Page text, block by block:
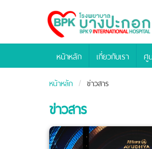
Bangpakok
Hospital
หน้าหลัก เกี่ยวกับเรา ศู
หน้าหลัก ข่าวสาร
ข่าวสาร